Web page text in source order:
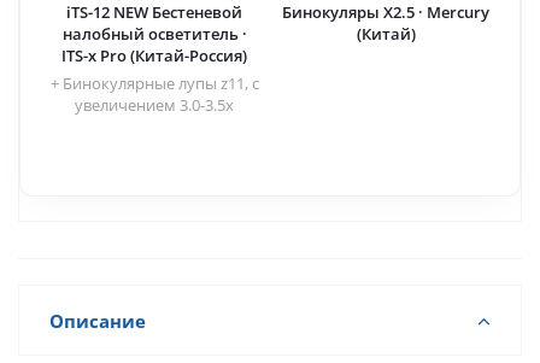
iTS-12 NEW Бестеневой
налобный осветитель ·
ITS-x Pro (Китай-Россия)
+ Бинокулярные лупы z11, с
увеличением 3.0-3.5х
Бинокуляры X2.5 · Mercury
(Китай)
Описание